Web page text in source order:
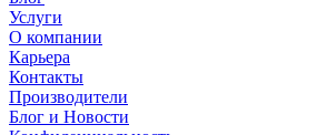
Услуги
О компании
Карьера
Контакты
Производители
Блог и Новости